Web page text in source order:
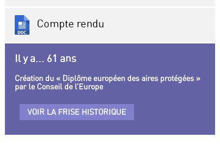
Compte rendu
Il y a... 61 ans
Création du « Diplôme européen des aires protégées »
par le Conseil de l’Europe
VOIR LA FRISE HISTORIQUE